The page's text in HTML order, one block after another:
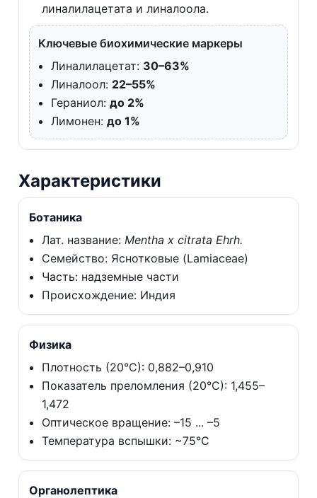
линалилацетата и линалоола.
Ключевые биохимические маркеры
Линалилацетат: 30–63%
Линалоол: 22–55%
Гераниол: до 2%
Лимонен: до 1%
Характеристики
Ботаника
Лат. название: Mentha x citrata Ehrh.
Семейство: Яснотковые (Lamiaceae)
Часть: надземные части
Происхождение: Индия
Физика
Плотность (20°C): 0,882–0,910
Показатель преломления (20°C): 1,455–
1,472
Оптическое вращение: –15 ... –5
Температура вспышки: ~75°C
Органолептика